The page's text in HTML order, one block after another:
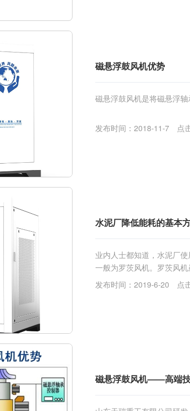
磁悬浮鼓风机优势
磁悬浮鼓风机是将磁悬浮
发布时间：2018-11-7 点
水泥厂降低能耗的基本
业内人士都知道，水泥厂
一般为罗茨风机。罗茨风
是困扰水机行业的重大问
发布时间：2019-6-20 点
磁悬浮鼓风机——高端